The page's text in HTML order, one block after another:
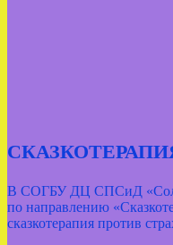
В СОГБУ ДЦ СПСиД
по направлению
сказкотерапия против